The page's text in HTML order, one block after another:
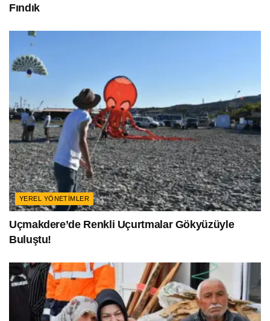
Fındık
YEREL YÖNETIMLER
Uçmakdere’de Renkli Uçurtmalar Gökyüzüyle
Buluştu!